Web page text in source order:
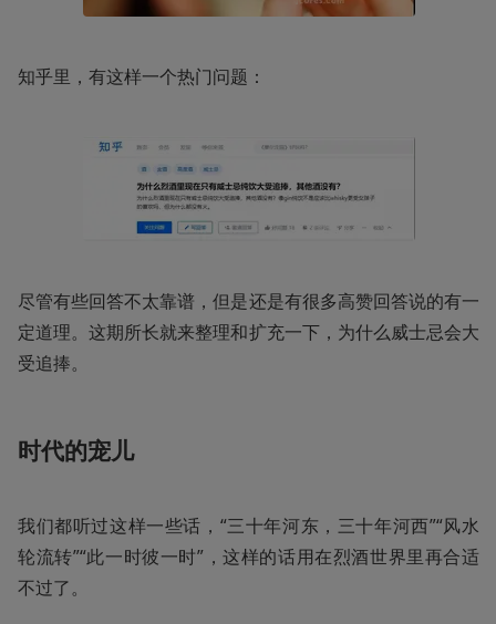
知乎里，有这样一个热门问题：
尽管有些回答不太靠谱，但是还是有很多高赞回答说的有一
定道理。这期所长就来整理和扩充一下，为什么威士忌会大
受追捧。
时代的宠儿
我们都听过这样一些话，“三十年河东，三十年河西”“风水
轮流转”“此一时彼一时”，这样的话用在烈酒世界里再合适
不过了。